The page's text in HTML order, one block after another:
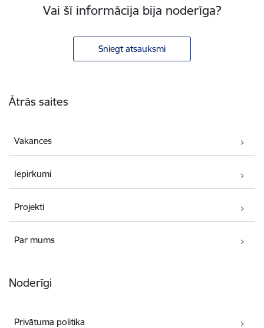
Vai šī informācija bija noderīga?
Sniegt atsauksmi
Ātrās saites
Vakances
Iepirkumi
Projekti
Par mums
Noderīgi
Privātuma politika